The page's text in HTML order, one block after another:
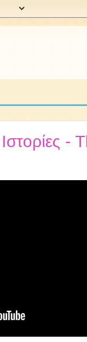
Ιστορίες